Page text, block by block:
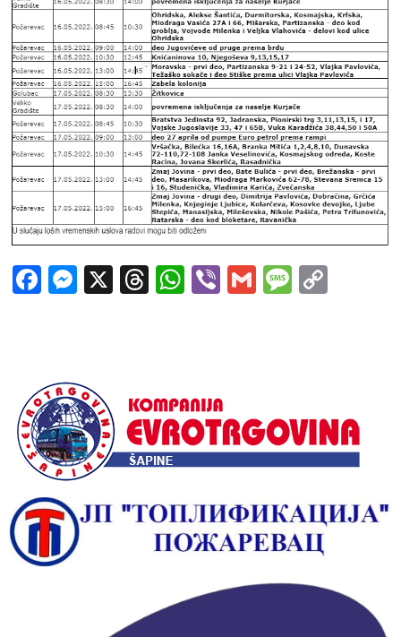
Facebook
Messenger
X Threads
WhatsApp
ViberGmail